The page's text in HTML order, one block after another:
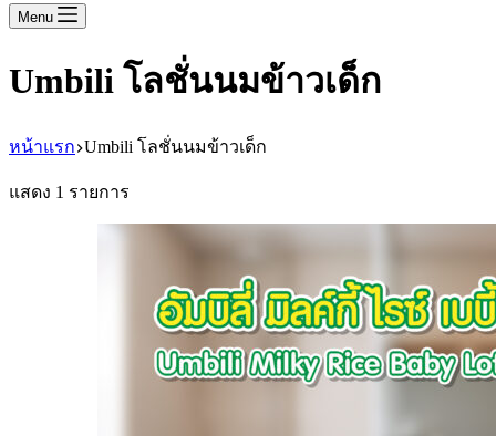
Menu
Umbili โลชั่นนมข้าวเด็ก
หน้าแรก Umbili โลชั่นนมข้าวเด็ก
แสดง 1 รายการ